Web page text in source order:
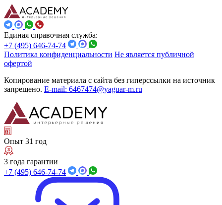
Единая справочная служба:
+7 (495) 646-74-74
Политика конфиденциальности Не является публичной
офертой
Копирование материала с сайта без гиперссылки на источник
запрещено. E-mail: 6467474@yaguar-m.ru
Опыт 31 год
3 года гарантии
+7 (495) 646-74-74